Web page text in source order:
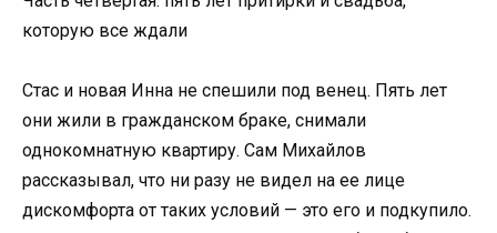
которую все ждали
Стас и новая Инна не спешили под венец. Пять лет
они жили в гражданском браке, снимали
однокомнатную квартиру. Сам Михайлов
рассказывал, что ни разу не видел на ее лице
дискомфорта от таких условий — это его и подкупило.